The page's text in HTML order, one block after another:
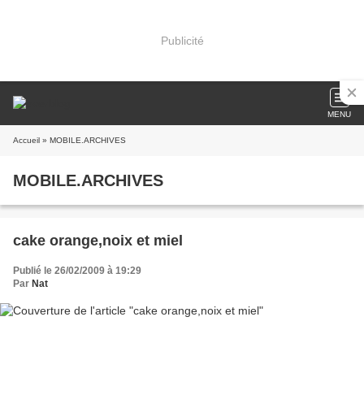
Publicité
MENU
Accueil » MOBILE.ARCHIVES
MOBILE.ARCHIVES
cake orange,noix et miel
Publié le 26/02/2009 à 19:29
Par Nat